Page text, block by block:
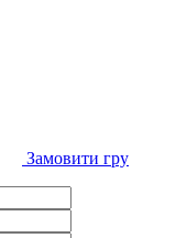
Замовити гру